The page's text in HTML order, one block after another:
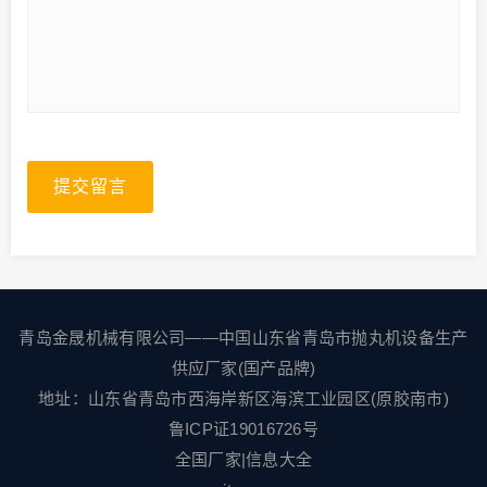
提交留言
青岛金晟机械有限公司——中国山东省青岛市抛丸机设备生产
供应厂家(国产品牌)
地址：山东省青岛市西海岸新区海滨工业园区(原胶南市)
鲁ICP证19016726号
全国厂家|信息大全